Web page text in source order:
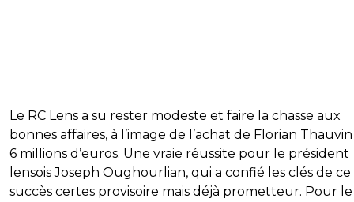
Le RC Lens a su rester modeste et faire la chasse aux
bonnes affaires, à l’image de l’achat de Florian
6 millions d’euros. Une vraie réussite pour le président
lensois Joseph Oughourlian, qui a confié les clés de ce
succès certes provisoire mais déjà prometteur. Pour le